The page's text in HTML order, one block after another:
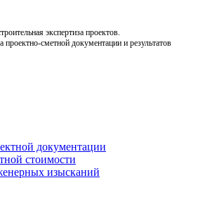
экспертиза проектов.
проектно-сметной документации и результатов
документации
стоимости
изысканий